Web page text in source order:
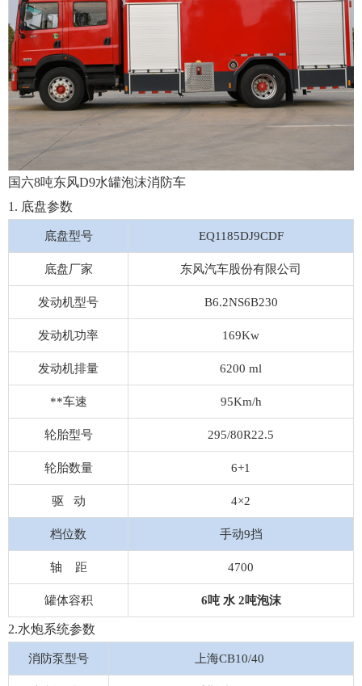
国六8吨东风D9水罐泡沫消防车
1. 底盘参数
底盘型号 EQ1185DJ9CDF
底盘厂家 东风汽车股份有限公司
发动机型号 B6.2NS6B230
发动机功率 169Kw
发动机排量 6200 ml
**车速 95Km/h
轮胎型号 295/80R22.5
轮胎数量 6+1
驱 动 4×2
档位数 手动9挡
轴 距 4700
罐体容积 6吨 水2吨泡沫
2.水炮系统参数
消防泵型号 上海CB10/40